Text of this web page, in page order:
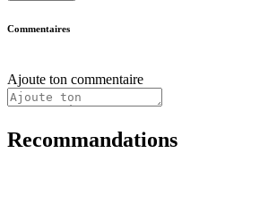
Commentaires
Ajoute ton commentaire
Recommandations